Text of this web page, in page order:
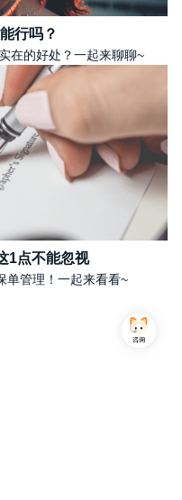
行吗？
在的好处？一起来聊聊~
1点不能忽视
单管理！一起来看看~